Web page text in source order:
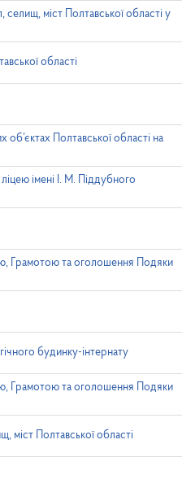
селищ, міст Полтавської області у
області
об’єктах Полтавської області на
імені І. М. Піддубного
Грамотою та оголошення Подяки
будинку-інтернату
Грамотою та оголошення Подяки
міст Полтавської області